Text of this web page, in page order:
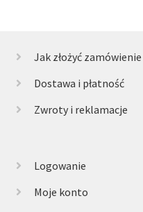
Jak złożyć zamówienie
Dostawa i płatność
Zwroty i reklamacje
Logowanie
Moje konto